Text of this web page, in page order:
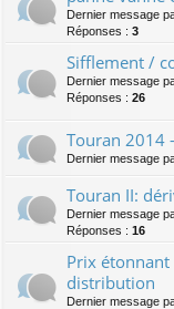
Dernier message
Réponses : 3
Sifflement /
Dernier message
Réponses : 26
Touran 2014
Dernier message
Touran II:
Dernier message
Réponses : 16
Prix
distribution
Dernier message